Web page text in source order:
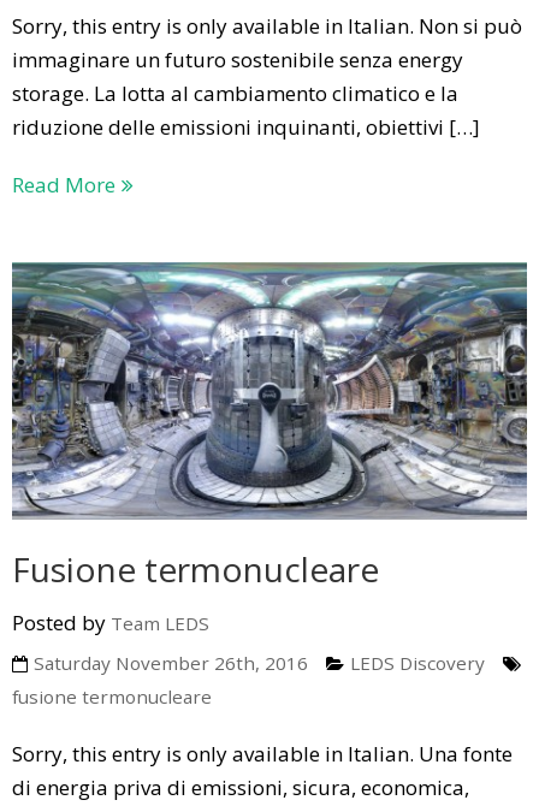
Sorry, this entry is only available in Italian. Non si può
immaginare un futuro sostenibile senza energy
storage. La lotta al cambiamento climatico e la
riduzione delle emissioni inquinanti, obiettivi […]
Read More
Fusione termonucleare
Posted by Team LEDS
Saturday November 26th, 2016
LEDS Discovery
fusione termonucleare
Sorry, this entry is only available in Italian. Una fonte
di energia priva di emissioni, sicura, economica,